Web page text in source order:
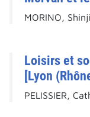
MORINO,
Loisirs et
[Lyon
PELISSIER,